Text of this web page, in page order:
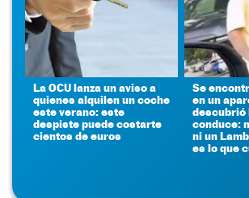
La OCU lanza un aviso a
quienes alquilen un coche
este verano: este
despiste puede costarte
cientos de euros
Se
en un
descubrió
conduce:
ni un
es lo que